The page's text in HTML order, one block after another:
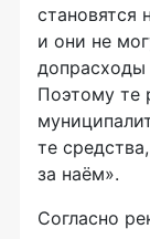
становятся
и они не
допрасходы
Поэтому те
те
за наём».
Согласно